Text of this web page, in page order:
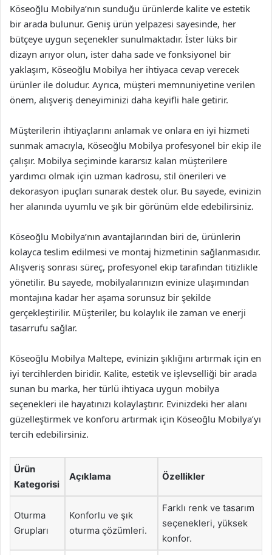
Köseoğlu Mobilya’nın sunduğu ürünlerde kalite ve estetik
bir arada bulunur. Geniş ürün yelpazesi sayesinde, her
bütçeye uygun seçenekler sunulmaktadır. İster lüks bir
dizayn arıyor olun, ister daha sade ve fonksiyonel bir
yaklaşım, Köseoğlu Mobilya her ihtiyaca cevap verecek
ürünler ile doludur. Ayrıca, müşteri memnuniyetine verilen
önem, alışveriş deneyiminizi daha keyifli hale getirir.
Müşterilerin ihtiyaçlarını anlamak ve onlara en iyi hizmeti
sunmak amacıyla, Köseoğlu Mobilya profesyonel bir ekip ile
çalışır. Mobilya seçiminde kararsız kalan müşterilere
yardımcı olmak için uzman kadrosu, stil önerileri ve
dekorasyon ipuçları sunarak destek olur. Bu sayede, evinizin
her alanında uyumlu ve şık bir görünüm elde edebilirsiniz.
Köseoğlu Mobilya’nın avantajlarından biri de, ürünlerin
kolayca teslim edilmesi ve montaj hizmetinin sağlanmasıdır.
Alışveriş sonrası süreç, profesyonel ekip tarafından titizlikle
yönetilir. Bu sayede, mobilyalarınızın evinize ulaşımından
montajına kadar her aşama sorunsuz bir şekilde
gerçekleştirilir. Müşteriler, bu kolaylık ile zaman ve enerji
tasarrufu sağlar.
Köseoğlu Mobilya Maltepe, evinizin şıklığını artırmak için en
iyi tercihlerden biridir. Kalite, estetik ve işlevselliği bir arada
sunan bu marka, her türlü ihtiyaca uygun mobilya
seçenekleri ile hayatınızı kolaylaştırır. Evinizdeki her alanı
güzelleştirmek ve konforu artırmak için Köseoğlu Mobilya’yı
tercih edebilirsiniz.
Ürün
Kategorisi
Açıklama Özellikler
Oturma
Grupları
Konforlu ve şık
oturma çözümleri.
Farklı renk ve tasarım
seçenekleri, yüksek
konfor.